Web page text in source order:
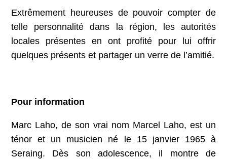
Extrêmement heureuses de pouvoir compter de
telle personnalité dans la région, les autorités
locales présentes en ont profité pour lui offrir
quelques présents et partager un verre de l’amitié.
Pour information
Marc Laho, de son vrai nom Marcel Laho, est un
ténor et un musicien né le 15 janvier 1965 à
Seraing. Dès son adolescence, il montre de